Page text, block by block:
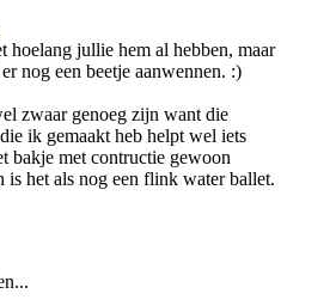
hoelang jullie hem al hebben, maar
nog een beetje aanwennen. :)
zwaar genoeg zijn want die
ik gemaakt heb helpt wel iets
bakje met contructie gewoon
is het als nog een flink water ballet.